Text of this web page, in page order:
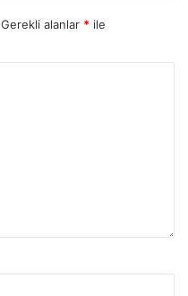
Gerekli alanlar * ile